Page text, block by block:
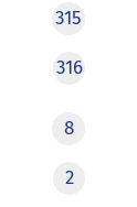
315
316
8
2